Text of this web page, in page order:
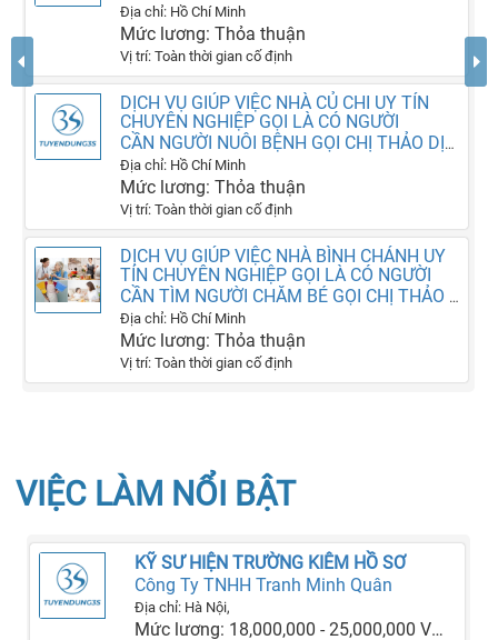
Địa chỉ: Hồ Chí Minh
Mức lương: Thỏa thuận
Vị trí: Toàn thời gian cố định
DỊCH VỤ GIÚP VIỆC NHÀ CỦ CHI UY TÍN
CHUYÊN NGHIỆP GỌI LÀ CÓ NGƯỜI
CẦN NGƯỜI NUÔI BỆNH GỌI CHỊ THẢO DỊCH VỤ SAO MAI LÀ CÓ NGƯỜI SAU 1 PHÚT
Địa chỉ: Hồ Chí Minh
Mức lương: Thỏa thuận
Vị trí: Toàn thời gian cố định
DỊCH VỤ GIÚP VIỆC NHÀ BÌNH CHÁNH UY
TÍN CHUYÊN NGHIỆP GỌI LÀ CÓ NGƯỜI
CẦN TÌM NGƯỜI CHĂM BÉ GỌI CHỊ THẢO SAO MAI LÀ CÓ NGƯỜI SAU 1 PHÚT
Địa chỉ: Hồ Chí Minh
Mức lương: Thỏa thuận
Vị trí: Toàn thời gian cố định
VIỆC LÀM NỔI BẬT
KỸ SƯ HIỆN TRƯỜNG KIÊM HỒ SƠ
Công Ty TNHH Tranh Minh Quân
Địa chỉ: Hà Nội,
Mức lương: 18,000,000 - 25,000,000 VNĐ